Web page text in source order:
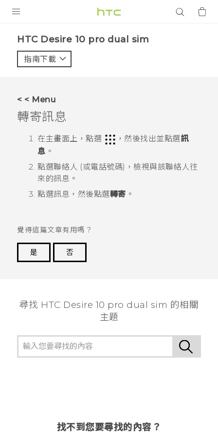
VIVE
應用程式
支援服務
HTC Desire 10 pro dual sim‎
指南下載
< < Menu
轉寄訊息
在主畫面上，點選 ，然後找出並點選訊
息 。
點選聯絡人 (或電話號碼)，檢視與該聯絡人往
來的訊息。
點選訊息，然後點選轉寄 。
覺得這篇文章有用嗎？
是
否
尋找 HTC Desire 10 pro dual sim 的相關
主題
找不到您要尋找的內容？